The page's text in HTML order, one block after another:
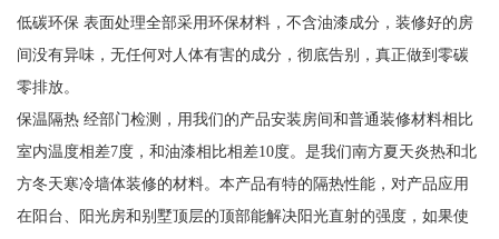
低碳环保 表面处理全部采用环保材料，不含油漆成分，装修好的房
间没有异味，无任何对人体有害的成分，彻底告别，真正做到零碳
零排放。
保温隔热 经部门检测，用我们的产品安装房间和普通装修材料相比
室内温度相差7度，和油漆相比相差10度。是我们南方夏天炎热和北
方冬天寒冷墙体装修的材料。本产品有特的隔热性能，对产品应用
在阳台、阳光房和别墅顶层的顶部能解决阳光直射的强度，如果使